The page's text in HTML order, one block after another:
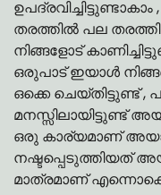
തരത്തിൽ പല
നിങ്ങളോട്
ഒരുപാട് ഇയാൾ
ഒക്കെ ചെയ്തിട്ടുണ്ട്
മനസ്സിലായിട്ടുണ്ട്
ഒരു കാര്യമാണ്
നഷ്ടപ്പെടുത്തിയത്
മാത്രമാണ്